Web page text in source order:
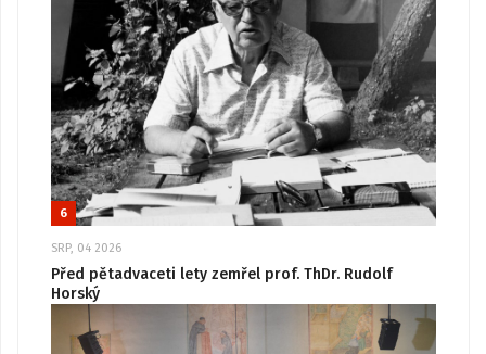
6
SRP, 04 2026
Před pětadvaceti lety zemřel prof. ThDr. Rudolf
Horský